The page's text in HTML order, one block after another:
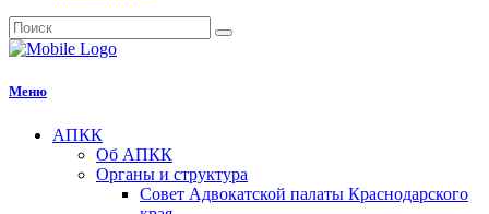
Меню
АПКК
Об АПКК
Органы и структура
Совет Адвокатской палаты Краснодарского